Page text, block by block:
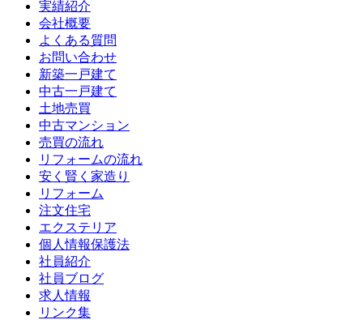
実績紹介
会社概要
よくある質問
お問い合わせ
新築一戸建て
中古一戸建て
土地売買
中古マンション
売買の流れ
リフォームの流れ
安く賢く家造り
リフォーム
注文住宅
エクステリア
個人情報保護法
社員紹介
社員ブログ
求人情報
リンク集